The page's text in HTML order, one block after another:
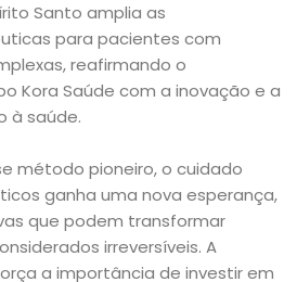
Santo amplia as
para pacientes com
reafirmando o
Kora Saúde com a inovação e a
à saúde.
método pioneiro, o cuidado
ganha uma nova esperança,
que podem transformar
irreversíveis. A
a importância de investir em